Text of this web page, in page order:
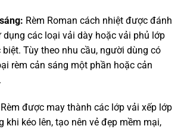
Rèm Roman cách nhiệt được đánh
dụng các loại vải dày hoặc vải phủ lớp
Tùy theo nhu cầu, người dùng có
rèm cản sáng một phần hoặc cản
Rèm được may thành các lớp vải xếp lớp
khi kéo lên, tạo nên vẻ đẹp mềm mại,